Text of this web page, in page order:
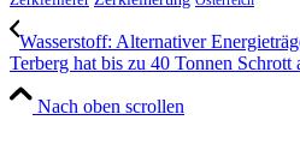
Wasserstoff: Alternativer
Terberg hat bis zu 40 Tonnen Schrott
Nach oben scrollen